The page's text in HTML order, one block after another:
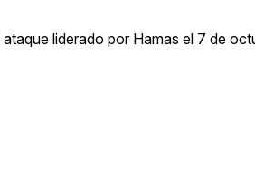
liderado por Hamas el 7 de